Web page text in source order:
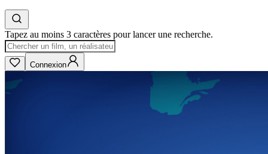
Tapez au moins 3 caractères pour lancer une recherche.
Connexion